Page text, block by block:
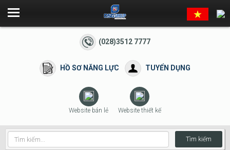
(028)3512 7777
HỒ SƠ NĂNG LỰC TUYỂN DỤNG
Website bán lẻ Website thiết kế
Tìm kiếm